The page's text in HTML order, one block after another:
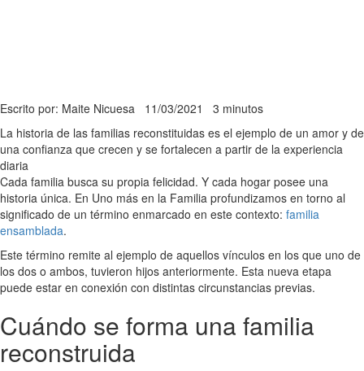
Escrito por: Maite Nicuesa 11/03/2021 3 minutos
La historia de las familias reconstituidas es el ejemplo de un amor y de
una confianza que crecen y se fortalecen a partir de la experiencia
diaria
Cada familia busca su propia felicidad. Y cada hogar posee una
historia única. En Uno más en la Familia profundizamos en torno al
significado de un término enmarcado en este contexto: familia
ensamblada.
Este término remite al ejemplo de aquellos vínculos en los que uno de
los dos o ambos, tuvieron hijos anteriormente. Esta nueva etapa
puede estar en conexión con distintas circunstancias previas.
Cuándo se forma una familia
reconstruida